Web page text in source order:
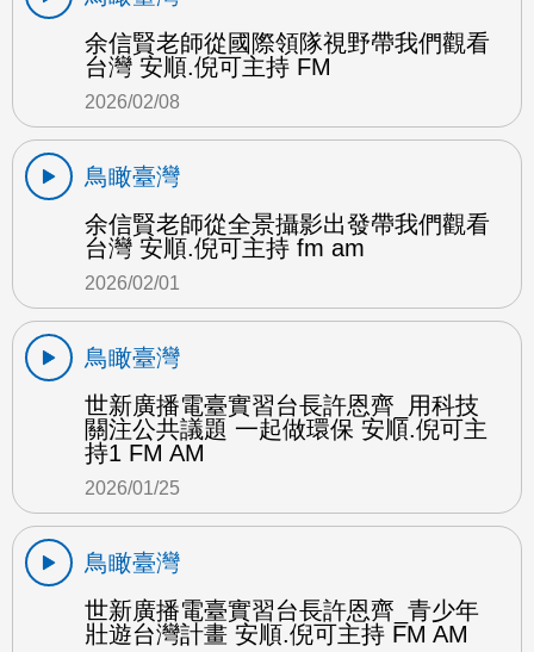
余信賢老師從國際領隊視野帶我們觀看
台灣 安順.倪可主持 FM
2026/02/08
鳥瞰臺灣
余信賢老師從全景攝影出發帶我們觀看
台灣 安順.倪可主持 fm am
2026/02/01
鳥瞰臺灣
世新廣播電臺實習台長許恩齊_用科技
關注公共議題 一起做環保 安順.倪可主
持1 FM AM
2026/01/25
鳥瞰臺灣
世新廣播電臺實習台長許恩齊_青少年
壯遊台灣計畫 安順.倪可主持 FM AM